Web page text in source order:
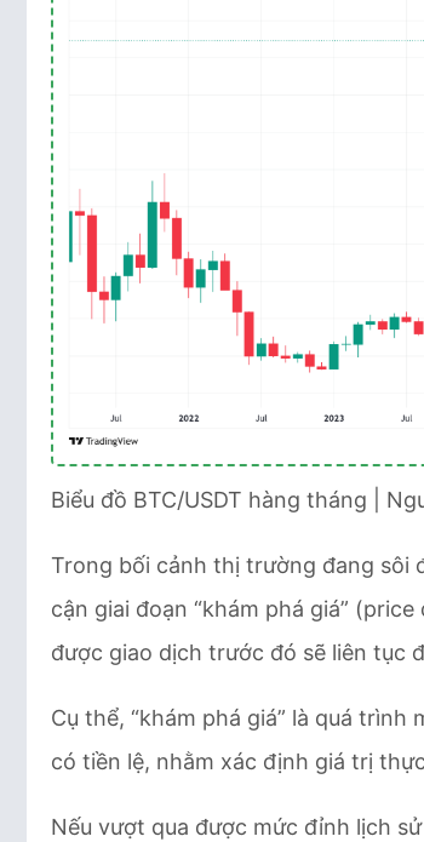
Biểu đồ BTC/USDT hàng tháng |
Trong bối cảnh thị trường đang sôi
cận giai đoạn “khám phá giá”
được giao dịch trước đó sẽ liên tục
Cụ thể, “khám phá giá” là quá
có tiền lệ, nhằm xác định giá trị
Nếu vượt qua được mức đỉnh lịch